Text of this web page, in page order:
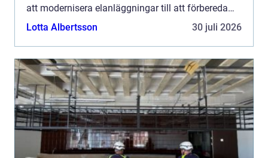
att modernisera elanläggningar till att förbereda
hus f&o...
Lotta Albertsson 30 juli 2026